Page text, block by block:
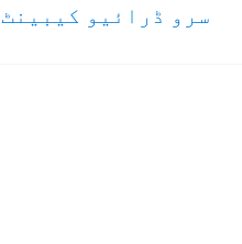
سرو ڈرائیو کیبینٹ